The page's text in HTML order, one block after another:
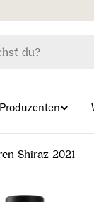
Produzenten
Shiraz 2021